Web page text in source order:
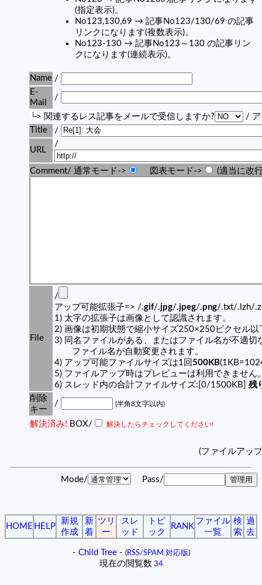
(指定表示)。
No123,130,69 → 記事No123/130/69 の記事
リンクになります(複数表示)。
No123-130 → 記事No123～130 の記事リン
クになります(連続表示)。
Name /
E-
Mail
/
└> 関連するレス記事をメールで受信しますか?
/ ア
Title
/
URL
/
Comment/ 通常モード-> 図表モード-> (適当に改
File
/
アップ可能拡張子=> /.gif/.jpg/.jpeg/.png/.txt/.lzh/
1) 太字の拡張子は画像として認識されます。
2) 画像は初期状態で縮小サイズ250×250ピクセル以
3) 同名ファイルがある、またはファイル名が不適切
ファイル名が自動変更されます。
4) アップ可能ファイルサイズは1回 500KB
5) ファイルアップ時はプレビューは利用できません
6) スレッド内の合計ファイルサイズ:[0/1500KB] 残
削除
キー
/ (半角8文字以内)
解決済み! BOX/ 解決したらチェックしてください!
(ファイルアッ
Mode/ Pass/
HOME HELP
新規
作成
新
着
ツリ
ー
スレ
ッド
トピ
ック
RANK
ファイル
一覧
検
索
過
去
- Child Tree- (RSS/SPAM 対応版)
現在の閲覧数 34